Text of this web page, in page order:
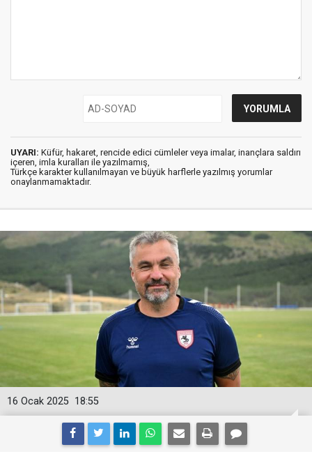
UYARI: Küfür, hakaret, rencide edici cümleler veya imalar, inançlara saldırı
içeren, imla kuralları ile yazılmamış,
Türkçe karakter kullanılmayan ve büyük harflerle yazılmış yorumlar
onaylanmamaktadır.
18:55
16 Ocak 2025